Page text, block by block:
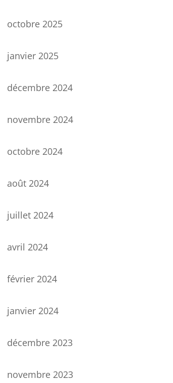
octobre 2025
janvier 2025
décembre 2024
novembre 2024
octobre 2024
août 2024
juillet 2024
avril 2024
février 2024
janvier 2024
décembre 2023
novembre 2023